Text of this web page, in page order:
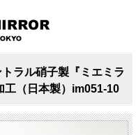
ラル硝子製『ミエミラ
工（日本製）im051-10